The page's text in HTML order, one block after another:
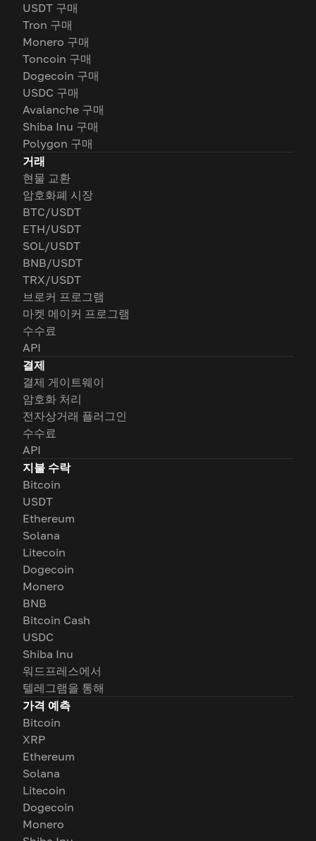
USDT 구매
Tron 구매
Monero 구매
Toncoin 구매
Dogecoin 구매
USDC 구매
Avalanche 구매
Shiba Inu 구매
Polygon 구매
거래
현물 교환
암호화폐 시장
BTC/USDT
ETH/USDT
SOL/USDT
BNB/USDT
TRX/USDT
브로커 프로그램
마켓 메이커 프로그램
수수료
API
결제
결제 게이트웨이
암호화 처리
전자상거래 플러그인
수수료
API
지불 수락
Bitcoin
USDT
Ethereum
Solana
Litecoin
Dogecoin
Monero
BNB
Bitcoin Cash
USDC
Shiba Inu
워드프레스에서
텔레그램을 통해
가격 예측
Bitcoin
XRP
Ethereum
Solana
Litecoin
Dogecoin
Monero